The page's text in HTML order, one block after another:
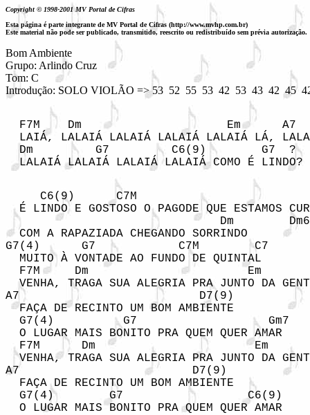
Copyright © 1998-2001 MV Portal de Cifras
Esta página é parte integrante de MV Portal de Cifras (http://www.mvhp.com.br)
Este material não pode ser publicado, transmitido, reescrito ou redistribuído sem prévia autorização.
Bom Ambiente
Grupo: Arlindo Cruz
Tom: C
Introdução: SOLO VIOLÃO => 53  52  55  53  42  53  43  42  45
F7M    Dm                     Em      A7
LAIÁ, LALAIÁ LALAIÁ LALAIÁ LALAIÁ LÁ,
  Dm         G7         C6(9)        G7  ?
  LALAIÁ LALAIÁ LALAIÁ LALAIÁ COMO É LINDO?
C6(9)      C7M
É LINDO E GOSTOSO O PAGODE QUE ESTAMOS
                               Dm        Dm6
  COM A RAPAZIADA CHEGANDO SORRINDO
G7(4)      G7            C7M        C7
  MUITO À VONTADE AO FUNDO DE QUINTAL
  F7M     Dm                       Em
VENHA, TRAGA SUA ALEGRIA PRA JUNTO DA
A7                          D7(9)
  FAÇA DE RECINTO UM BOM AMBIENTE
G7(4)          G7                   Gm7
  O LUGAR MAIS BONITO PRA QUEM QUER AMAR
  F7M      Dm                       Em
VENHA, TRAGA SUA ALEGRIA PRA JUNTO DA
A7                         D7(9)
  FAÇA DE RECINTO UM BOM AMBIENTE
G7(4)        G7                  C6(9)
  O LUGAR MAIS BONITO PRA QUEM QUER AMAR